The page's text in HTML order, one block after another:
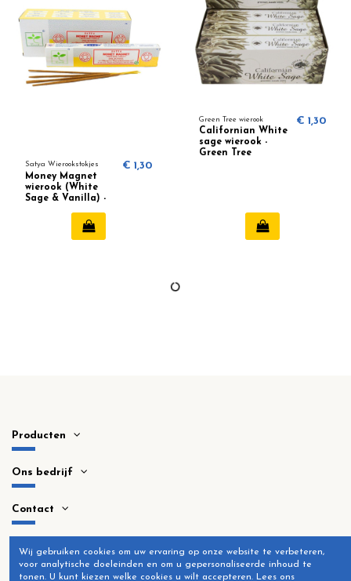
Satya Wierookstokjes
Money Magnet
wierook (White
Sage & Vanilla) -
€ 1,30
Green Tree wierook
Californian White
sage wierook -
Green Tree
€ 1,30
Producten
Ons bedrijf
Contact
Wij gebruiken cookies om uw ervaring op onze website te verbeteren,
voor analytische doeleinden en om u gepersonaliseerde inhoud te
tonen. U kunt kiezen welke cookies u wilt accepteren. Lees ons